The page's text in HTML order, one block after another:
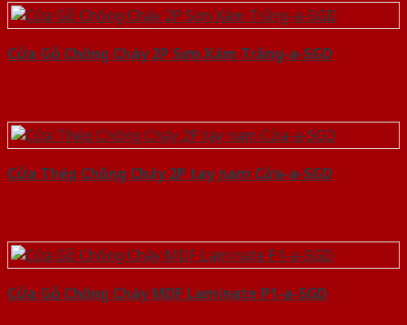
Cửa Gỗ Chống Cháy 2P Sơn Xám Trắng-a-SGD
Cửa Thép Chống Cháy 2P tay nam Cửa-a-SGD
Cửa Gỗ Chống Cháy MDF Laminate P1-a-SGD